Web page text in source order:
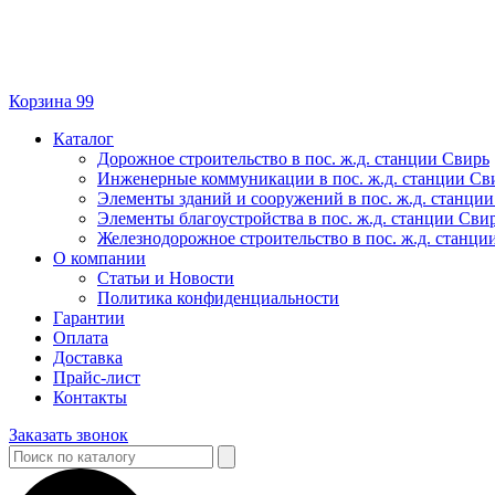
Корзина 99
Каталог
Дорожное строительство в пос. ж.д. станции Свирь
Инженерные коммуникации в пос. ж.д. станции
Элементы зданий и сооружений в пос. ж.д.
Элементы благоустройства в пос. ж.д. станции
Железнодорожное строительство в пос. ж.д.
О компании
Статьи и Новости
Политика конфиденциальности
Гарантии
Оплата
Доставка
Прайс-лист
Контакты
Заказать звонок